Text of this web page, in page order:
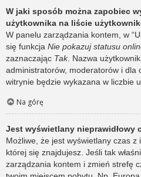
W jaki sposób można zapobiec
użytkownika na liście
W panelu zarządzania kontem, w
się funkcja Nie pokazuj statusu
zaznaczając Tak. Nazwa
administratorów, moderatorów i dla
witrynie będzie wykazana w liczbie
Na górę
Jest wyświetlany nieprawidłowy
Możliwe, że jest wyświetlany czas
której się znajdujesz. Jeśli tak
zarządzania kontem i zmień strefę